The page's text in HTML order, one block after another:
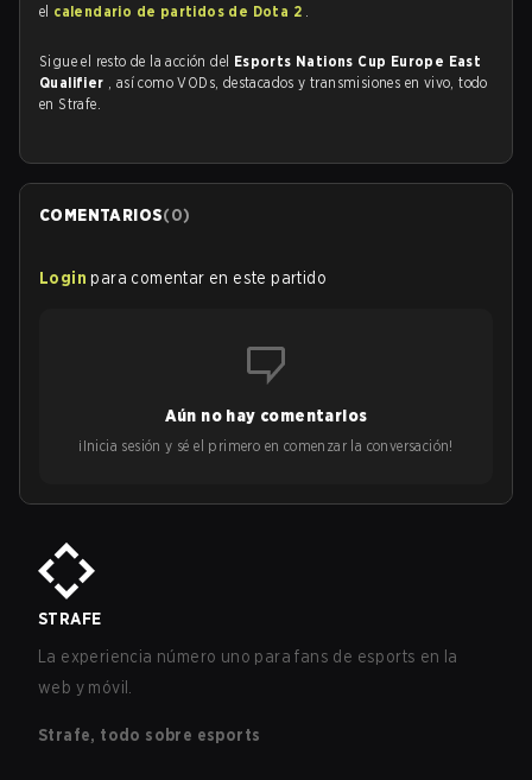
el calendario de partidos de Dota 2 .
Sigue el resto de la acción del Esports Nations Cup Europe East
Qualifier , así como VODs, destacados y transmisiones en vivo, todo
en Strafe.
COMENTARIOS(0)
Login para comentar en este partido
Aún no hay comentarios
¡Inicia sesión y sé el primero en comenzar la conversación!
STRAFE
La experiencia número uno para fans de esports en la
web y móvil.
Strafe, todo sobre esports